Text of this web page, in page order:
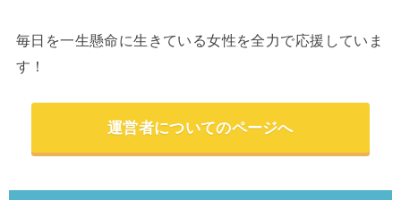
毎日を一生懸命に生きている女性を全力で応援していま
す！
運営者についてのページへ